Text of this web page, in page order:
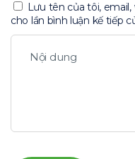
Lưu tên của tôi,
cho lần bình luận kế tiếp